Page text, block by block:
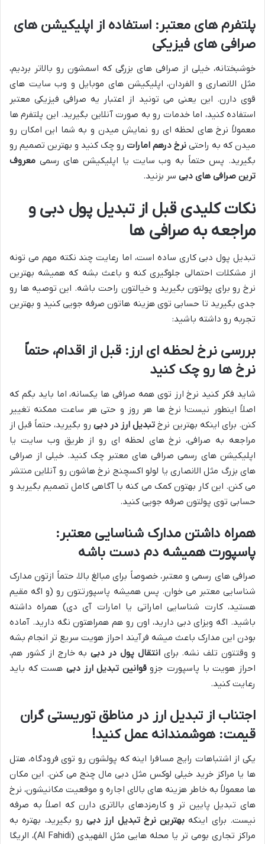
پلتفرم های معتبر: استفاده از اپلیکیشن های
صرافی های فیزیکی
خوشبختانه، خیلی از صرافی های بزرگی که اسمشون رو بالاتر بردیم،
مثل الانصاری و الفردان، اپلیکیشن های موبایل و وب سایت های
قوی دارن. این یعنی می تونید از اعتبار یه صرافی فیزیکی معتبر
استفاده کنید، اما خدمات رو به صورت آنلاین بگیرید. این پلتفرم ها
معمولاً نرخ های لحظه ای رو نمایش میدن و به شما این امکان رو
میدن که به راحتی نرخ درهم امارات رو چک کنید و بهترین تصمیم رو
بگیرید. پس حتماً به وب سایت یا اپلیکیشن های رسمی معروف
ترین صرافی های دبی سر بزنید.
نکات کلیدی قبل از تبدیل پول دبی و
مراجعه به صرافی ها
تبدیل پول دبی کاری ساده است، اما رعایت چند نکته مهم می تونه
از مشکلات احتمالی جلوگیری کنه و باعث بشه که همیشه بهترین
نرخ رو برای پولتون بگیرید و خیالتون راحت باشه. این توصیه ها رو
جدی بگیرید تا حسابی توی هزینه هاتون صرفه جویی کنید و بهترین
تجربه رو داشته باشید:
بررسی نرخ لحظه ای ارز: قبل از اقدام، حتماً
نرخ ها رو چک کنید
شاید فکر کنید نرخ ارز توی همه صرافی ها یکسانه، اما باید بگم که
اصلاً اینطور نیست! نرخ ها هر روز و حتی هر ساعت ممکنه تغییر
کنن. برای اینکه بهترین نرخ تبدیل ارز در دبی رو بگیرید، حتماً قبل از
مراجعه به صرافی، نرخ های لحظه ای رو از طریق وب سایت یا
اپلیکیشن های رسمی صرافی های معتبر چک کنید. خیلی از صرافی
های بزرگ مثل الانصاری یا لولو اکسچنج نرخ هاشون رو آنلاین منتشر
می کنن. این کار بهتون کمک می کنه با آگاهی کامل تصمیم بگیرید و
حسابی توی پولتون صرفه جویی کنید.
همراه داشتن مدارک شناسایی معتبر:
پاسپورت همیشه دم دست باشه
صرافی های رسمی و معتبر، خصوصاً برای مبالغ بالا، حتماً ازتون مدارک
شناسایی معتبر می خوان. پس همیشه پاسپورتتون رو (و اگه مقیم
هستید، کارت شناسایی اماراتی یا امارات آی دی) همراه داشته
باشید. اگه ویزای دبی دارید، اون رو هم همراهتون نگه دارید. آماده
بودن این مدارک باعث میشه فرآیند احراز هویت سریع تر انجام بشه
و وقتتون تلف نشه. برایانتقال پول در دبیبه خارج از کشور هم،
احراز هویت با پاسپورت جزوقوانین تبدیل ارز دبی هست که باید
رعایت کنید.
اجتناب از تبدیل ارز در مناطق توریستی گران
قیمت: هوشمندانه عمل کنید!
یکی از اشتباهات رایج مسافرا اینه که پولشون رو توی فرودگاه، هتل
ها یا مراکز خرید خیلی لوکس مثل دبی مال چنج می کنن. این مکان
ها معمولاً به خاطر هزینه های بالای اجاره و موقعیت مکانیشون، نرخ
های تبدیل پایین تر و کارمزدهای بالاتری دارن که اصلاً به صرفه
نیست. برای اینکه بهترین نرخ تبدیل ارز دبیرو بگیرید، بهتره به
مراکز تجاری بومی تر یا محله هایی مثل الفهیدی (Al Fahidi)، الریگا